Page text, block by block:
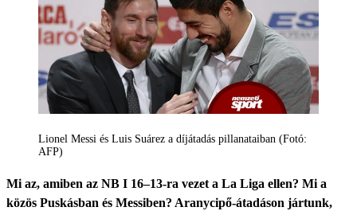
Lionel Messi és Luis Suárez a díjátadás pillanataiban (Fotó:
AFP)
Mi az, amiben az NB I 16–13-ra vezet a La Liga ellen? Mi a
közös Puskásban és Messiben? Aranycipő-átadáson jártunk,